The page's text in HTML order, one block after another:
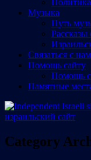
Музыка
Путь
Cвязаться с
Помощь сайту
Помощь
Памятные
Category